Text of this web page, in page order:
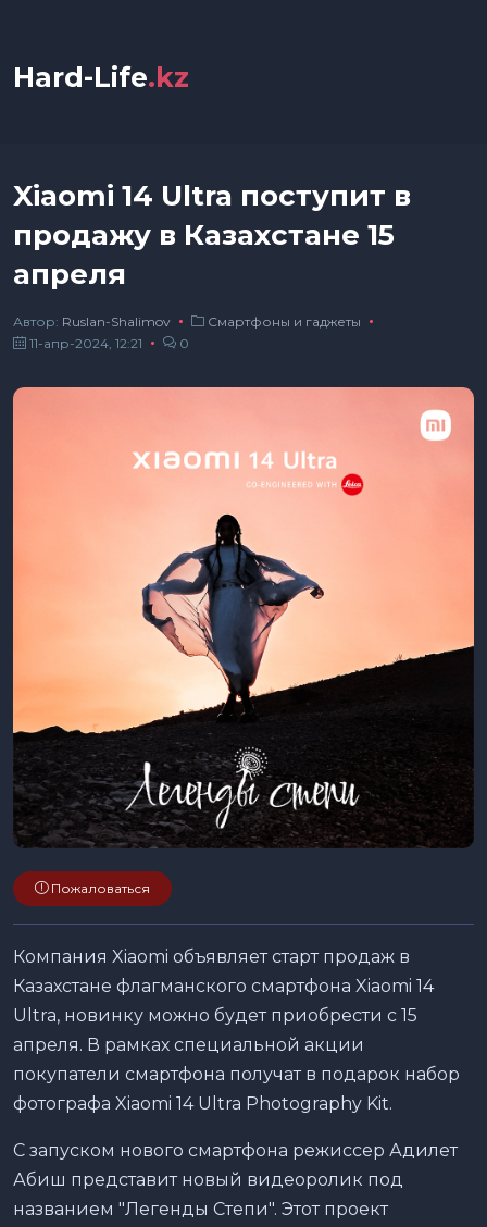
Hard-Life.kz
Xiaomi 14 Ultra поступит в
продажу в Казахстане 15
апреля
Автор: Ruslan-Shalimov
Смартфоны и гаджеты
11-апр-2024, 12:21
0
Пожаловаться
Компания Xiaomi объявляет старт продаж в
Казахстане флагманского смартфона Xiaomi 14
Ultra, новинку можно будет приобрести с 15
апреля. В рамках специальной акции
покупатели смартфона получат в подарок набор
фотографа Xiaomi 14 Ultra Photography Kit.
С запуском нового смартфона режиссер Адилет
Абиш представит новый видеоролик под
названием "Легенды Степи". Этот проект